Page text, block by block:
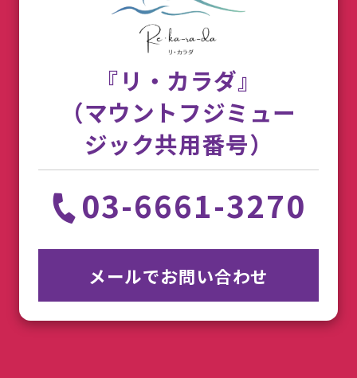
『リ・カラダ』
（マウントフジミュー
ジック共用番号）
03-6661-3270
メールでお問い合わせ